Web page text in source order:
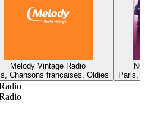
Melody Vintage Radio
Chansons françaises, Oldies
Paris,